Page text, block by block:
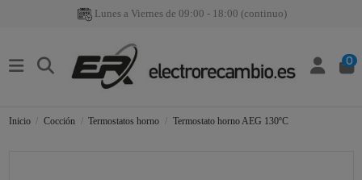
Lunes a Viernes de 09:00 - 18:00 (continuo)
0
Inicio Cocción Termostatos horno Termostato horno AEG 130ºC